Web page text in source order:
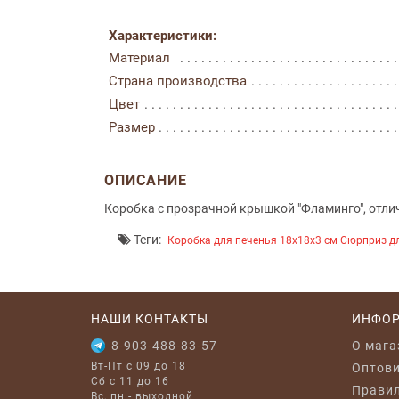
Характеристики:
Материал
Страна производства
Цвет
Размер
ОПИСАНИЕ
Коробка с прозрачной крышкой "Фламинго",
Теги: Коробка для печенья 18x18x3 см Сюрприз
НАШИ КОНТАКТЫ
8-903-488-83-57
Вт-Пт с 09 до 18
Сб с 11 до 16
Вс, пн - выходной
O